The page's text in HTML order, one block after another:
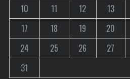
10
11 12 13
17
18 19 20
24
25 26 27
31